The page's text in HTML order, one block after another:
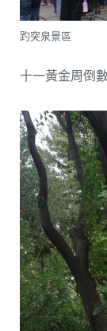
趵突泉景區
十一黃金周倒